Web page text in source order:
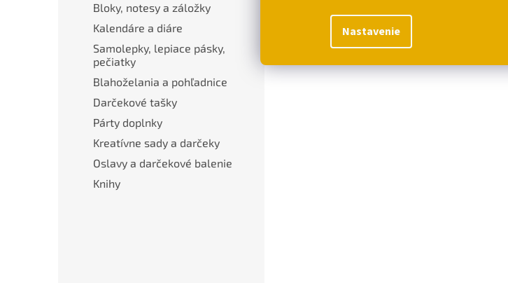
Nastavenie
Bloky, notesy a záložky
Kalendáre a diáre
Samolepky, lepiace pásky,
pečiatky
Blahoželania a pohľadnice
Darčekové tašky
Párty doplnky
Kreatívne sady a darčeky
Oslavy a darčekové balenie
Knihy